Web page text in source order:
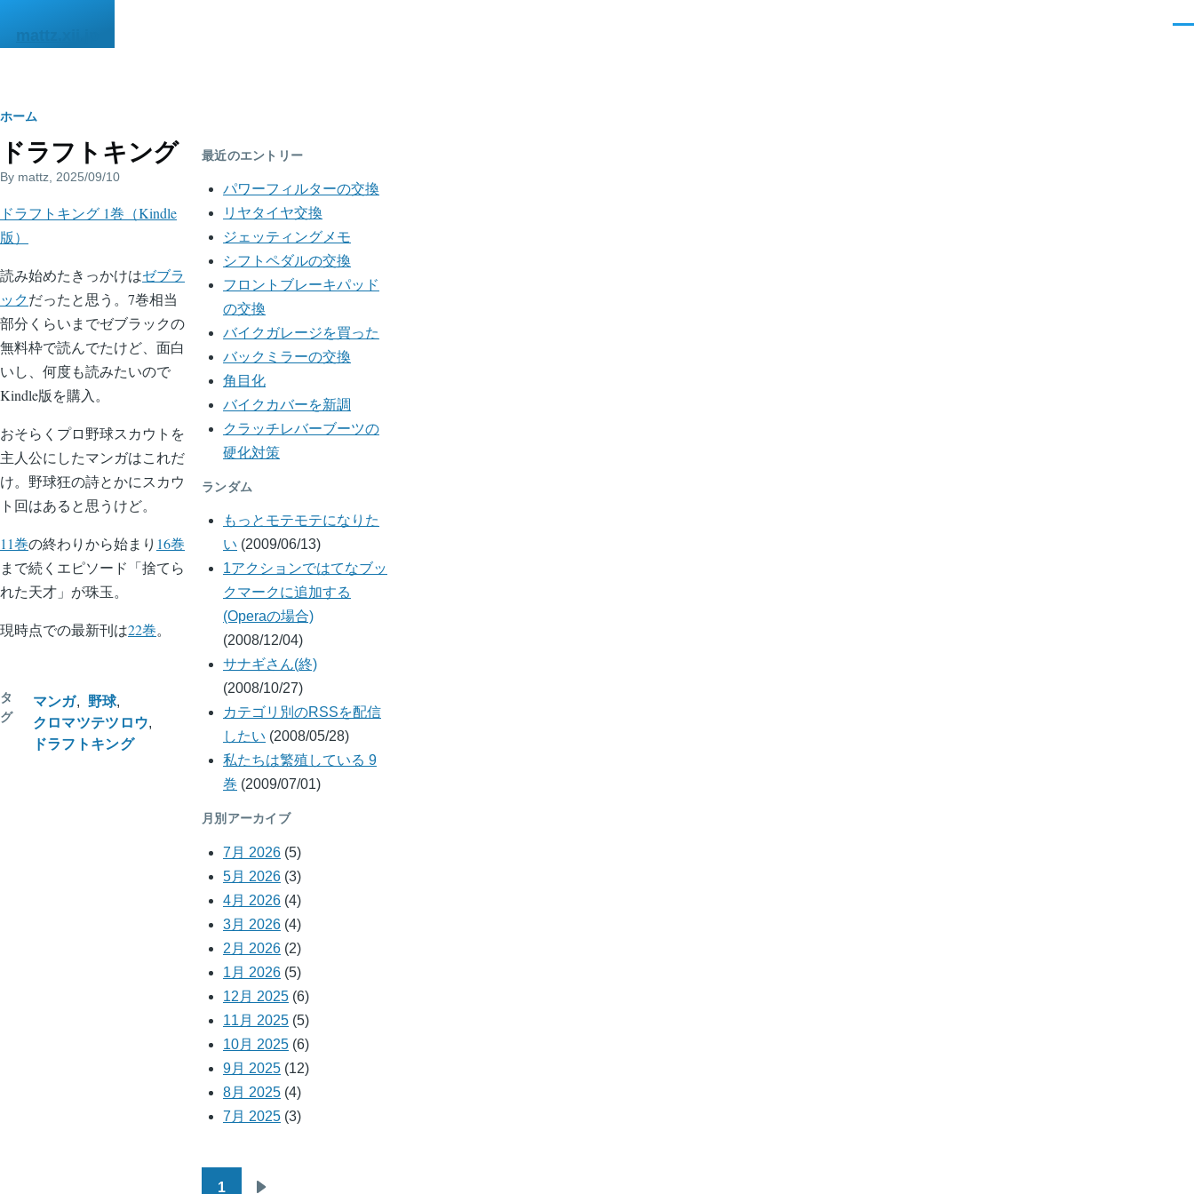
mattz.xii.jp
パ
ン
く
ず
ホーム
ドラフトキング
By mattz , 2025/09/10
ドラフトキング 1巻（Kindle
版）
読み始めたきっかけはゼブラ
ックだったと思う。7巻相当
部分くらいまでゼブラックの
無料枠で読んでたけど、面白
いし、何度も読みたいので
Kindle版を購入。
おそらくプロ野球スカウトを
主人公にしたマンガはこれだ
け。野球狂の詩とかにスカウ
ト回はあると思うけど。
11巻の終わりから始まり 16巻
まで続くエピソード「捨てら
れた天才」が珠玉。
現時点での最新刊は22巻。
タ
グ
マンガ
野球
クロマツテツロウ
ドラフトキング
最近のエントリー
パワーフィルターの交換
リヤタイヤ交換
ジェッティングメモ
シフトペダルの交換
フロントブレーキパッド
の交換
バイクガレージを買った
バックミラーの交換
角目化
バイクカバーを新調
クラッチレバーブーツの
硬化対策
ランダム
もっとモテモテになりた
い (2009/06/13)
1アクションではてなブッ
クマークに追加する
(Operaの場合)
(2008/12/04)
サナギさん(終)
(2008/10/27)
カテゴリ別のRSSを配信
したい (2008/05/28)
私たちは繁殖している 9
巻 (2009/07/01)
月別アーカイブ
7月 2026 (5)
5月 2026 (3)
4月 2026 (4)
3月 2026 (4)
2月 2026 (2)
1月 2026 (5)
12月 2025 (6)
11月 2025 (5)
10月 2025 (6)
9月 2025 (12)
8月 2025 (4)
7月 2025 (3)
1